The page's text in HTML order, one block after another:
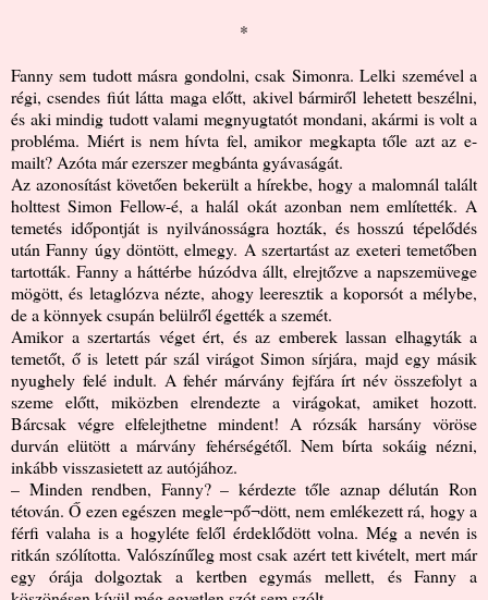
*
Fanny sem tudott másra gondolni, csak Simonra. Lelki szemével a
régi, csendes fiút látta maga előtt, akivel bármiről lehetett beszélni,
és aki mindig tudott valami megnyugtatót mondani, akármi is volt a
probléma. Miért is nem hívta fel, amikor megkapta tőle azt az e-
mailt? Azóta már ezerszer megbánta gyávaságát.
Az azonosítást követően bekerült a hírekbe, hogy a malomnál talált
holttest Simon Fellow-é, a halál okát azonban nem említették. A
temetés időpontját is nyilvánosságra hozták, és hosszú tépelődés
után Fanny úgy döntött, elmegy. A szertartást az exeteri temetőben
tartották. Fanny a háttérbe húzódva állt, elrejtőzve a napszemüvege
mögött, és letaglózva nézte, ahogy leeresztik a koporsót a mélybe,
de a könnyek csupán belülről égették a szemét.
Amikor a szertartás véget ért, és az emberek lassan elhagyták a
temetőt, ő is letett pár szál virágot Simon sírjára, majd egy másik
nyughely felé indult. A fehér márvány fejfára írt név összefolyt a
szeme előtt, miközben elrendezte a virágokat, amiket hozott.
Bárcsak végre elfelejthetne mindent! A rózsák harsány vöröse
durván elütött a márvány fehérségétől. Nem bírta sokáig nézni,
inkább visszasietett az autójához.
– Minden rendben, Fanny? – kérdezte tőle aznap délután Ron
tétován. Ő ezen egészen megle¬pő¬dött, nem emlékezett rá, hogy a
férfi valaha is a hogyléte felől érdeklődött volna. Még a nevén is
ritkán szólította. Valószínűleg most csak azért tett kivételt, mert már
egy órája dolgoztak a kertben egymás mellett, és Fanny a